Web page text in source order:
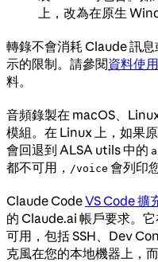
上，改為在原生
轉錄不會消耗 Claude 訊
示的限制。請參閱資料使用
料。
音頻錄製在 macOS、
模組。在 Linux 上，如果
會回退到 ALSA utils 中的
都不可用， /voice 會列印
Claude CodeVS Code 擴
的 Claude.ai 帳戶要求。
可用，包括 SSH、Dev
克風在您的本地機器上，